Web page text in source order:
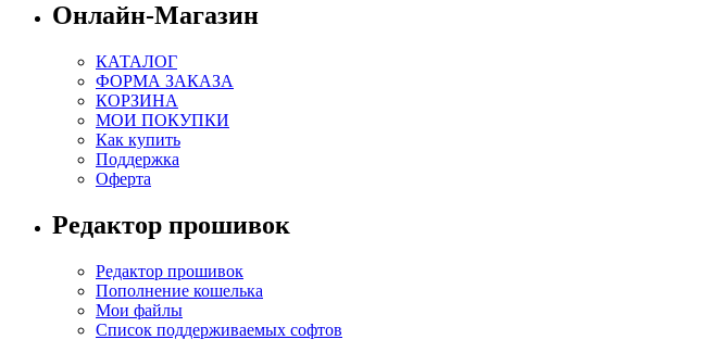
Онлайн-Магазин
КАТАЛОГ
ФОРМА ЗАКАЗА
КОРЗИНА
МОИ ПОКУПКИ
Как купить
Поддержка
Оферта
Редактор прошивок
Редактор прошивок
Пополнение кошелька
Мои файлы
Список поддерживаемых софтов